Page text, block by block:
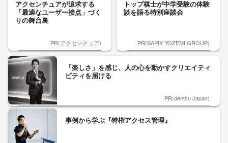
アクセンチュアが追求する
「最適なユーザー接点」づく
りの舞台裏
PR(アクセンチュア)
トップ棋士が中学受験の体験
談を語る特別座談会
PR(SAPIX YOZEMI GROUP)
「楽しさ」を感じ、人の心を動かすクリエイティ
ビティを届ける
PR(dentsu Japan)
事例から学ぶ『特権アクセス管理』